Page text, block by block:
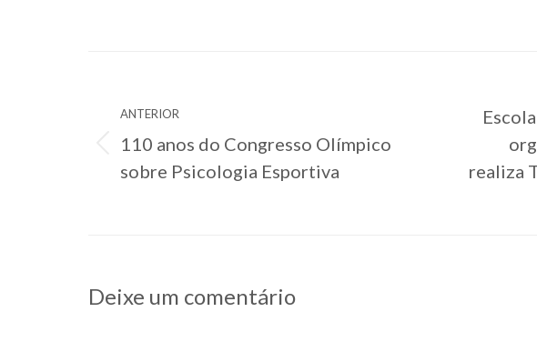
de
post:
ANTERIOR
Post
anterior:
110 anos do Congresso Olímpico
sobre Psicologia Esportiva
Próximo
post:
realiza
Deixe um comentário